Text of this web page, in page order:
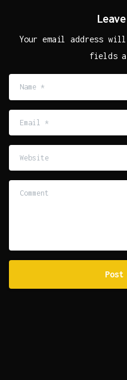
Your email address
fields
*
Website